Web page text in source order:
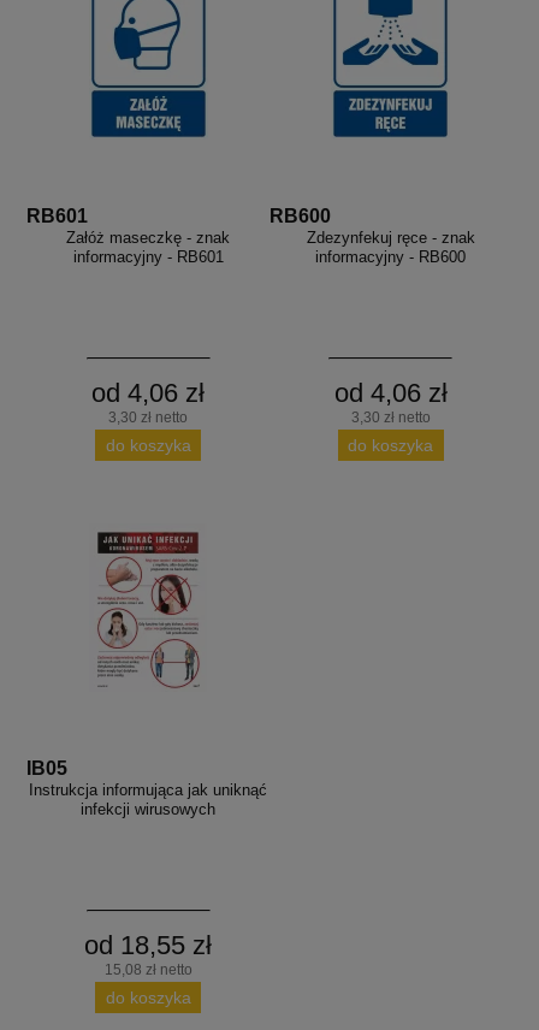
RB601
Załóż maseczkę - znak
informacyjny - RB601
od 4,06 zł
3,30 zł netto
do koszyka
RB600
Zdezynfekuj ręce - znak
informacyjny - RB600
od 4,06 zł
3,30 zł netto
do koszyka
IB05
Instrukcja informująca jak uniknąć
infekcji wirusowych
od 18,55 zł
15,08 zł netto
do koszyka